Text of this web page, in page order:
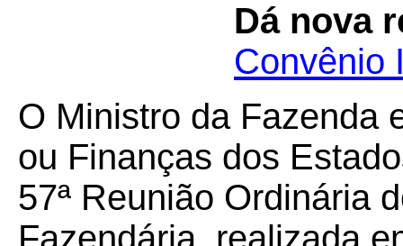
Dá nova
Convênio
O Ministro da Fazenda
ou Finanças dos
57ª Reunião Ordinária
Fazendária, realizada